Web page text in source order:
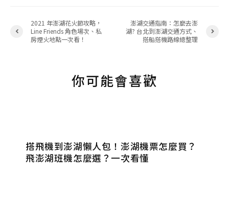
2021 年澎湖花火節攻略，
Line Friends 角色場次、私
房煙火地點一次看！
澎湖交通指南：怎麼去澎
湖? 台北到澎湖交通方式、
搭船搭機路線總整理
你可能會喜歡
搭飛機到澎湖懶人包！澎湖機票怎麼買？
飛澎湖班機怎麼選？一次看懂